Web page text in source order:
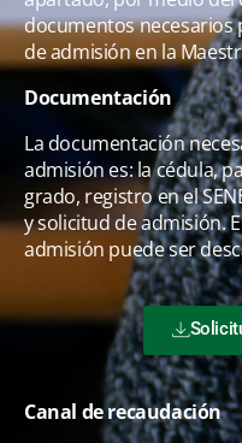
documentos necesarios
de admisión en la
Documentación
La documentación
admisión es: la cédula,
grado, registro en el
y solicitud de admisión.
admisión puede ser
Canal de recaudación